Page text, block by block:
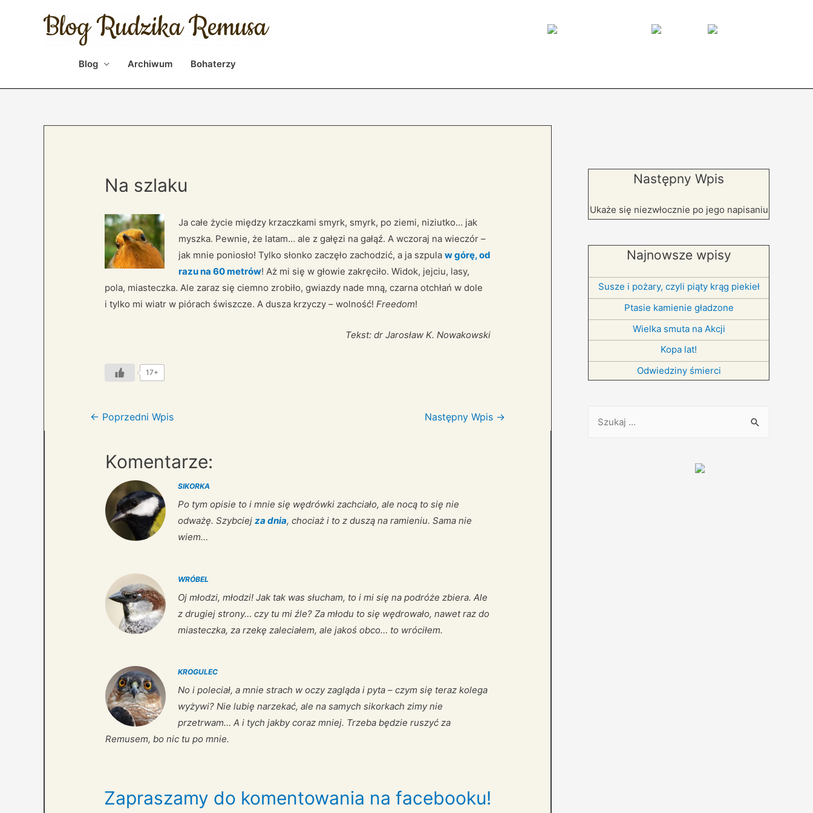
Blog Archiwum Bohaterzy
Na szlaku
Ja całe życie między krzaczkami smyrk, smyrk, po ziemi, niziutko… jak
myszka. Pewnie, że latam… ale z gałęzi na gałąź. A wczoraj na wieczór –
jak mnie poniosło! Tylko słonko zaczęło zachodzić, a ja szpula w górę, od
razu na 60 metrów! Aż mi się w głowie zakręciło. Widok, jejciu, lasy,
pola, miasteczka. Ale zaraz się ciemno zrobiło, gwiazdy nade mną, czarna otchłań w dole
i tylko mi wiatr w piórach świszcze. A dusza krzyczy – wolność!Freedom!
Tekst: dr Jarosław K. Nowakowski
17+
Nawigacja
wpisu
← Poprzedni Wpis Następny Wpis →
Komentarze:
SIKORKA
Po tym opisie to i mnie się wędrówki zachciało, ale nocą to się nie
odważę. Szybciejza dnia, chociaż i to z duszą na ramieniu. Sama nie
wiem…
WRÓBEL
Oj młodzi, młodzi! Jak tak was słucham, to i mi się na podróże zbiera. Ale
z drugiej strony… czy tu mi źle? Za młodu to się wędrowało, nawet raz do
miasteczka, za rzekę zaleciałem, ale jakoś obco… to wróciłem.
KROGULEC
No i poleciał, a mnie strach w oczy zagląda i pyta – czym się teraz kolega
wyżywi? Nie lubię narzekać, ale na samych sikorkach zimy nie
przetrwam… A i tych jakby coraz mniej. Trzeba będzie ruszyć za
Remusem, bo nic tu po mnie.
Zapraszamy do komentowania na facebooku!
Następny Wpis
Ukaże się niezwłocznie po jego napisaniu
Najnowsze wpisy
Susze i pożary, czyli piąty krąg piekieł
Ptasie kamienie gładzone
Wielka smuta na Akcji
Kopa lat!
Odwiedziny śmierci